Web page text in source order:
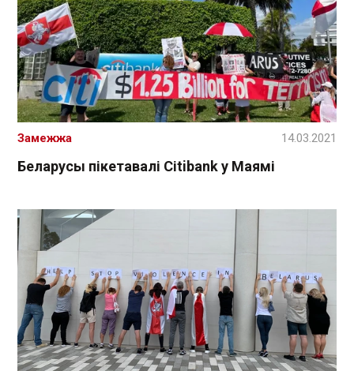
Беларусы пікетавалі Сіtibank у Маямі
Замежжа 14.03.2021